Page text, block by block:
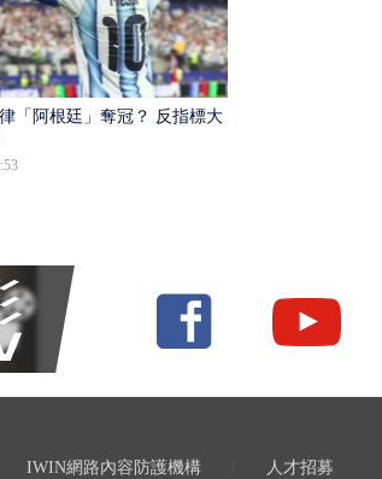
「阿根廷」奪冠？ 反指標大
IWIN網路內容防護機構 人才招募